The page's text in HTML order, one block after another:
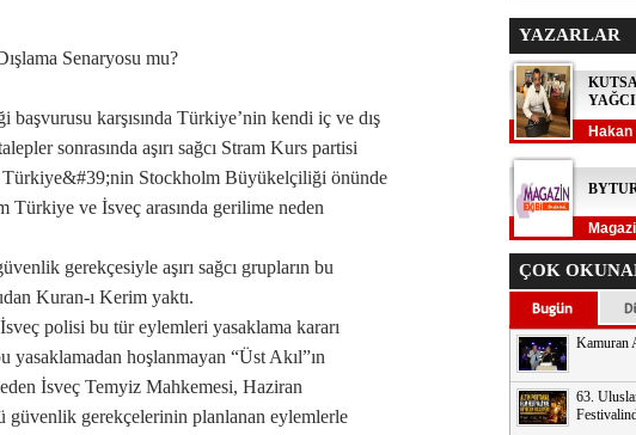
mu?
karşısında Türkiye’nin kendi iç ve dış
sonrasında aşırı sağcı Stram Kurs partisi
Türkiye&#39;nin Stockholm Büyükelçiliği önünde
Türkiye ve İsveç arasında gerilime neden
gerekçesiyle aşırı sağcı grupların bu
Kuran-ı Kerim yaktı.
polisi bu tür eylemleri yasaklama kararı
yasaklamadan hoşlanmayan “Üst Akıl”ın
İsveç Temyiz Mahkemesi, Haziran
güvenlik gerekçelerinin planlanan eylemlerle
YAZARLAR
ÇOK
Kamuran
63.